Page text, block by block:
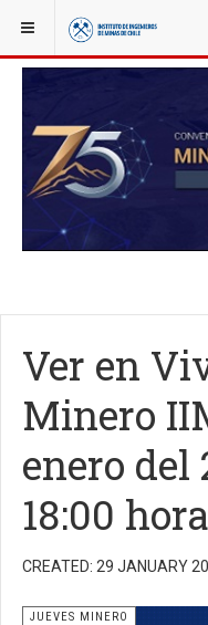
YOU ARE HERE: NOTICIAS
Ver en
Minero
enero del
18:00
CREATED: 29 JANUARY
JUEVES MINERO